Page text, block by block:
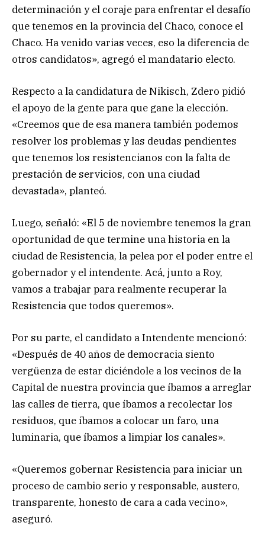
determinación y el coraje para enfrentar el desafío
que tenemos en la provincia del Chaco, conoce el
Chaco. Ha venido varias veces, eso la diferencia de
otros candidatos», agregó el mandatario electo.
Respecto a la candidatura de Nikisch, Zdero pidió
el apoyo de la gente para que gane la elección.
«Creemos que de esa manera también podemos
resolver los problemas y las deudas pendientes
que tenemos los resistencianos con la falta de
prestación de servicios, con una ciudad
devastada», planteó.
Luego, señaló: «El 5 de noviembre tenemos la gran
oportunidad de que termine una historia en la
ciudad de Resistencia, la pelea por el poder entre el
gobernador y el intendente. Acá, junto a Roy,
vamos a trabajar para realmente recuperar la
Resistencia que todos queremos».
Por su parte, el candidato a Intendente mencionó:
«Después de 40 años de democracia siento
vergüenza de estar diciéndole a los vecinos de la
Capital de nuestra provincia que íbamos a arreglar
las calles de tierra, que íbamos a recolectar los
residuos, que íbamos a colocar un faro, una
luminaria, que íbamos a limpiar los canales».
«Queremos gobernar Resistencia para iniciar un
proceso de cambio serio y responsable, austero,
transparente, honesto de cara a cada vecino»,
aseguró.